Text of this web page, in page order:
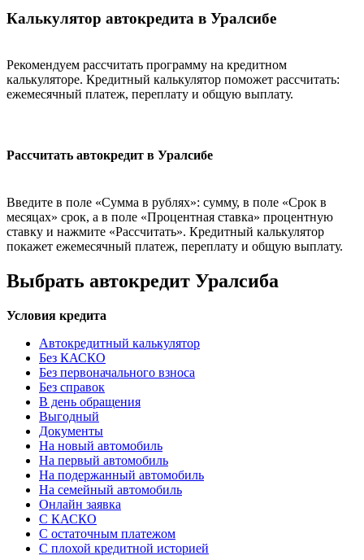
Калькулятор автокредита в Уралсибе
Рекомендуем рассчитать программу на кредитном
калькуляторе. Кредитный калькулятор поможет рассчитать:
ежемесячный платеж, переплату и общую выплату.
Рассчитать автокредит в Уралсибе
Введите в поле «Сумма в рублях»: сумму, в поле «Срок в
месяцах» срок, а в поле «Процентная ставка» процентную
ставку и нажмите «Рассчитать». Кредитный калькулятор
покажет ежемесячный платеж, переплату и общую выплату.
Выбрать автокредит Уралсиба
Условия кредита
Автокредитный калькулятор
Без КАСКО
Без первоначального взноса
Без справок
В день обращения
Выгодный
Документы
На новый автомобиль
На первый автомобиль
На подержанный автомобиль
На семейный автомобиль
Онлайн заявка
С КАСКО
С остаточным платежом
С плохой кредитной историей